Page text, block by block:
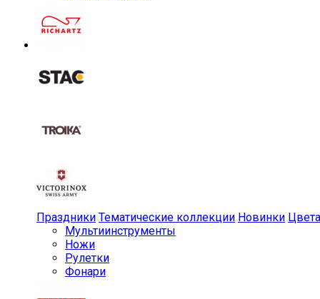
Праздники Тематические коллекции Новинки Цвета
Мульти­инструменты
Ножи
Рулетки
Фонари